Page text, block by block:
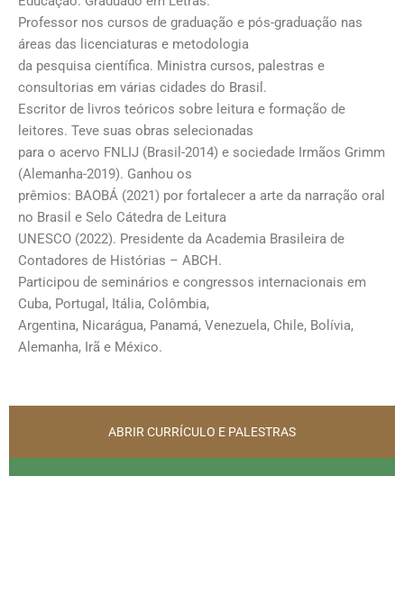
Professor nos cursos de graduação e pós-graduação nas
áreas das licenciaturas e metodologia
da pesquisa científica. Ministra cursos, palestras e
consultorias em várias cidades do Brasil.
Escritor de livros teóricos sobre leitura e formação de
leitores. Teve suas obras selecionadas
para o acervo FNLIJ (Brasil-2014) e sociedade Irmãos Grimm
(Alemanha-2019). Ganhou os
prêmios: BAOBÁ (2021) por fortalecer a arte da narração oral
no Brasil e Selo Cátedra de Leitura
UNESCO (2022). Presidente da Academia Brasileira de
Contadores de Histórias – ABCH.
Participou de seminários e congressos internacionais em
Cuba, Portugal, Itália, Colômbia,
Argentina, Nicarágua, Panamá, Venezuela, Chile, Bolívia,
Alemanha, Irã e México.
ABRIR CURRÍCULO E PALESTRAS